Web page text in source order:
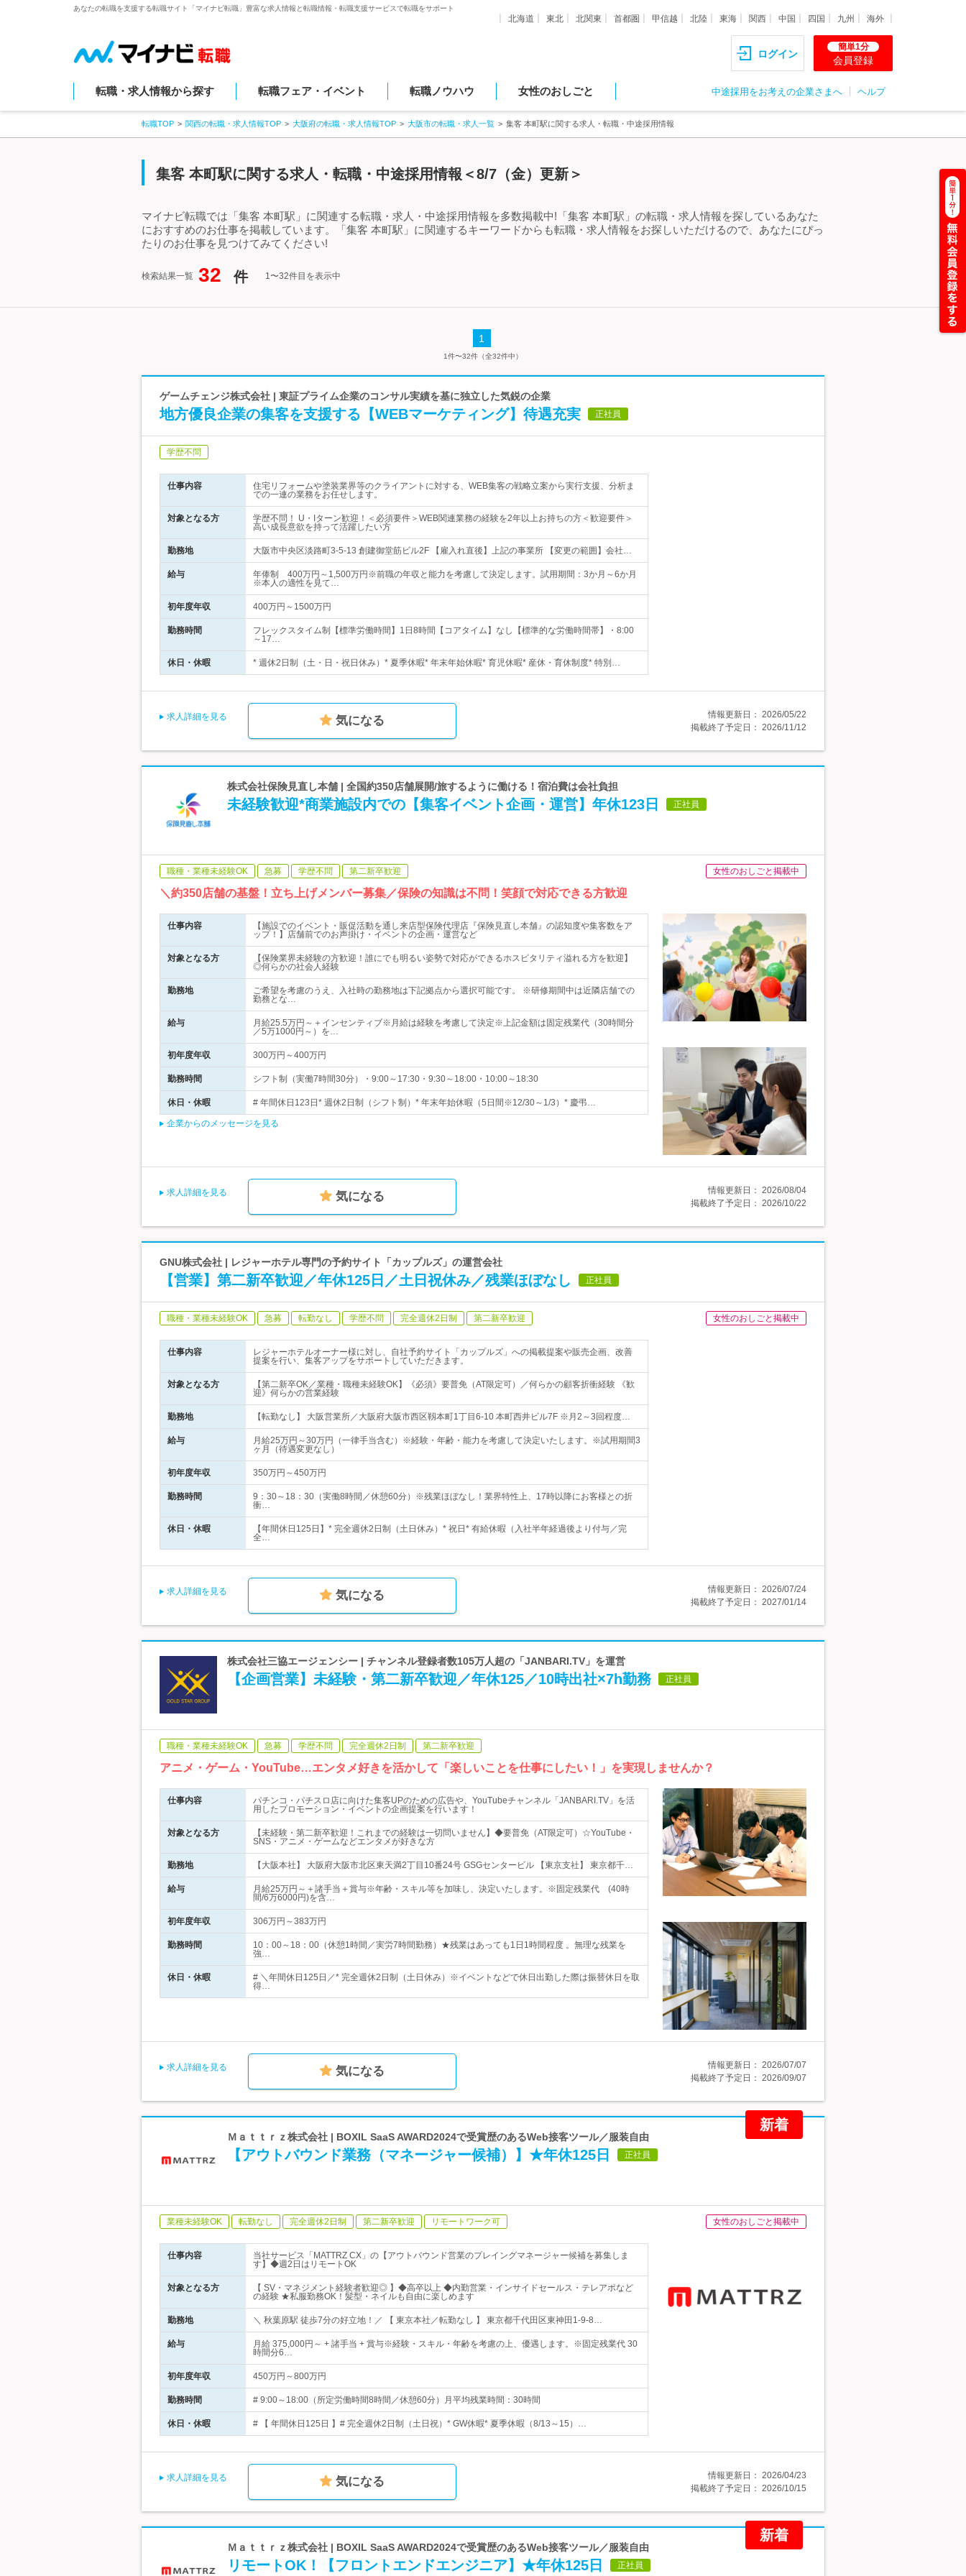
あなたの転職を支援する転職サイト「マイナビ転職」豊富な求人情報と転職情報・転職支援サービスで転職をサポート
北海道 東北 北関東 首都圏 甲信越 北陸 東海 関西 中国 四国 九州 海外
ログイン
簡単1分
会員登録
転職・求人情報から探す 転職フェア・イベント 転職ノウハウ 女性のおしごと 中途採用をお考えの企業さまへ ヘルプ
転職TOP 関西の転職・求人情報TOP 大阪府の転職・求人情報TOP 大阪市の転職・求人一覧 集客 本町駅に関する求人・転職・中途採用情報
集客 本町駅に関する求人・転職・中途採用情報＜8/7（金）更新＞
マイナビ転職では「集客 本町駅」に関連する転職・求人・中途採用情報を多数掲載中!「集客 本町駅」の転職・求人情報を探しているあなた
におすすめのお仕事を掲載しています。「集客 本町駅」に関連するキーワードからも転職・求人情報をお探しいただけるので、あなたにぴっ
たりのお仕事を見つけてみてください!
検索結果一覧 32 件 1〜32件目を表示中
1
1件〜32件（全32件中）
ゲームチェンジ株式会社 | 東証プライム企業のコンサル実績を基に独立した気鋭の企業
地方優良企業の集客を支援する【WEBマーケティング】待遇充実 正社員
学歴不問
仕事内容
住宅リフォームや塗装業界等のクライアントに対する、WEB集客の戦略立案から実行支援、分析ま
での一連の業務をお任せします。
対象となる方
学歴不問！ U・Iターン歓迎！＜必須要件＞WEB関連業務の経験を2年以上お持ちの方＜歓迎要件＞
高い成長意欲を持って活躍したい方
勤務地 大阪市中央区淡路町3-5-13 創建御堂筋ビル2F 【雇入れ直後】上記の事業所 【変更の範囲】会社…
給与
年俸制 400万円～1,500万円※前職の年収と能力を考慮して決定します。試用期間：3か月～6か月
※本人の適性を見て…
初年度年収 400万円～1500万円
勤務時間
フレックスタイム制【標準労働時間】1日8時間【コアタイム】なし【標準的な労働時間帯】・8:00
～17…
休日・休暇 * 週休2日制（土・日・祝日休み）* 夏季休暇* 年末年始休暇* 育児休暇* 産休・育休制度* 特別…
求人詳細を見る 気になる 情報更新日： 2026/05/22
掲載終了予定日： 2026/11/12
株式会社保険見直し本舗 | 全国約350店舗展開/旅するように働ける！宿泊費は会社負担
未経験歓迎*商業施設内での【集客イベント企画・運営】年休123日 正社員
職種・業種未経験OK 急募 学歴不問 第二新卒歓迎 女性のおしごと掲載中
＼約350店舗の基盤！立ち上げメンバー募集／保険の知識は不問！笑顔で対応できる方歓迎
仕事内容
【施設でのイベント・販促活動を通し来店型保険代理店『保険見直し本舗』の認知度や集客数をア
ップ！】店舗前でのお声掛け・イベントの企画・運営など
対象となる方
【保険業界未経験の方歓迎！誰にでも明るい姿勢で対応ができるホスピタリティ溢れる方を歓迎】
◎何らかの社会人経験
勤務地
ご希望を考慮のうえ、入社時の勤務地は下記拠点から選択可能です。 ※研修期間中は近隣店舗での
勤務とな…
給与
月給25.5万円～＋インセンティブ※月給は経験を考慮して決定※上記金額は固定残業代（30時間分
／5万1000円～）を…
初年度年収 300万円～400万円
勤務時間 シフト制（実働7時間30分）・9:00～17:30・9:30～18:00・10:00～18:30
休日・休暇 # 年間休日123日* 週休2日制（シフト制）* 年末年始休暇（5日間※12/30～1/3）* 慶弔…
企業からのメッセージを見る
求人詳細を見る 気になる 情報更新日： 2026/08/04
掲載終了予定日： 2026/10/22
GNU株式会社 | レジャーホテル専門の予約サイト「カップルズ」の運営会社
【営業】第二新卒歓迎／年休125日／土日祝休み／残業ほぼなし 正社員
職種・業種未経験OK 急募 転勤なし 学歴不問 完全週休2日制 第二新卒歓迎 女性のおしごと掲載中
仕事内容
レジャーホテルオーナー様に対し、自社予約サイト「カップルズ」への掲載提案や販売企画、改善
提案を行い、集客アップをサポートしていただきます。
対象となる方
【第二新卒OK／業種・職種未経験OK】《必須》要普免（AT限定可）／何らかの顧客折衝経験 《歓
迎》何らかの営業経験
勤務地 【転勤なし】 大阪営業所／大阪府大阪市西区靱本町1丁目6-10 本町西井ビル7F ※月2～3回程度…
給与
月給25万円～30万円（一律手当含む）※経験・年齢・能力を考慮して決定いたします。※試用期間3
ヶ月（待遇変更なし）
初年度年収 350万円～450万円
勤務時間
9：30～18：30（実働8時間／休憩60分）※残業ほぼなし！業界特性上、17時以降にお客様との折
衝…
休日・休暇
【年間休日125日】* 完全週休2日制（土日休み）* 祝日* 有給休暇（入社半年経過後より付与／完
全…
求人詳細を見る 気になる 情報更新日： 2026/07/24
掲載終了予定日： 2027/01/14
株式会社三協エージェンシー | チャンネル登録者数105万人超の「JANBARI.TV」を運営
【企画営業】未経験・第二新卒歓迎／年休125／10時出社×7h勤務 正社員
職種・業種未経験OK 急募 学歴不問 完全週休2日制 第二新卒歓迎
アニメ・ゲーム・YouTube…エンタメ好きを活かして「楽しいことを仕事にしたい！」を実現しませんか？
仕事内容
パチンコ・パチスロ店に向けた集客UPのための広告や、YouTubeチャンネル「JANBARI.TV」を活
用したプロモーション・イベントの企画提案を行います！
対象となる方
【未経験・第二新卒歓迎！これまでの経験は一切問いません】◆要普免（AT限定可）☆YouTube・
SNS・アニメ・ゲームなどエンタメが好きな方
勤務地 【大阪本社】 大阪府大阪市北区東天満2丁目10番24号 GSGセンタービル 【東京支社】 東京都千…
給与
月給25万円～＋諸手当＋賞与※年齢・スキル等を加味し、決定いたします。※固定残業代 (40時
間/6万6000円)を含…
初年度年収 306万円～383万円
勤務時間
10：00～18：00（休憩1時間／実労7時間勤務）★残業はあっても1日1時間程度 。無理な残業を
強…
休日・休暇
# ＼年間休日125日／* 完全週休2日制（土日休み）※イベントなどで休日出勤した際は振替休日を取
得…
求人詳細を見る 気になる 情報更新日： 2026/07/07
掲載終了予定日： 2026/09/07
新着
Ｍａｔｔｒｚ株式会社 | BOXIL SaaS AWARD2024で受賞歴のあるWeb接客ツール／服装自由
【アウトバウンド業務（マネージャー候補）】★年休125日 正社員
業種未経験OK 転勤なし 完全週休2日制 第二新卒歓迎 リモートワーク可 女性のおしごと掲載中
仕事内容
当社サービス「MATTRZ CX」の【アウトバウンド営業のプレイングマネージャー候補を募集しま
す】◆週2日はリモートOK
対象となる方
【 SV・マネジメント経験者歓迎◎ 】◆高卒以上 ◆内勤営業・インサイドセールス・テレアポなど
の経験 ★私服勤務OK！髪型・ネイルも自由に楽しめます
勤務地 ＼ 秋葉原駅 徒歩7分の好立地！／ 【 東京本社／転勤なし 】 東京都千代田区東神田1-9-8…
給与
月給 375,000円～ + 諸手当 + 賞与※経験・スキル・年齢を考慮の上、優遇します。※固定残業代 30
時間分6…
初年度年収 450万円～800万円
勤務時間 # 9:00～18:00（所定労働時間8時間／休憩60分）月平均残業時間：30時間
休日・休暇 # 【 年間休日125日 】# 完全週休2日制（土日祝）* GW休暇* 夏季休暇（8/13～15）…
求人詳細を見る 気になる 情報更新日： 2026/04/23
掲載終了予定日： 2026/10/15
新着
Ｍａｔｔｒｚ株式会社 | BOXIL SaaS AWARD2024で受賞歴のあるWeb接客ツール／服装自由
リモートOK！【フロントエンドエンジニア】★年休125日 正社員